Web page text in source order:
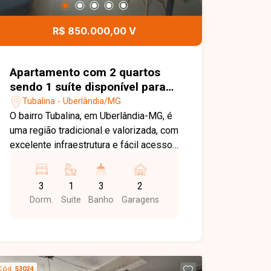
Uberlândia. Entre em contato e agende
R$ 850.000,00 V
Apartamento com 2 quartos
sendo 1 suíte disponível para
locação no bairro Tubalina em
Uberlândia-MG
Tubalina - Uberlândia/MG
O bairro Tubalina, em Uberlândia-MG, é
uma região tradicional e valorizada, com
excelente infraestrutura e fácil acesso
supermercados, escolas, farmácias,
comércios e diversos serviços,
oferece praticidade e qualidade de vida
pavimentos. No primeiro piso, o imóvel
3
Dorm.
1
Suite
3
Banho
2
Garagens
53024